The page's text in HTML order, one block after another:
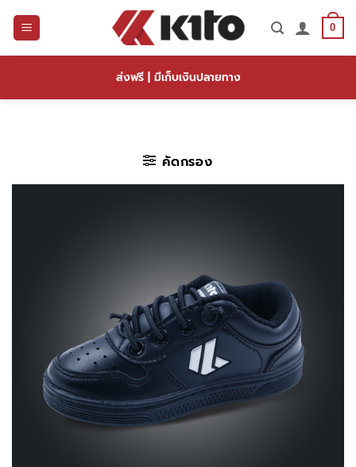
0
ส่งฟรี | มีเก็บเงินปลายทาง
คัดกรอง